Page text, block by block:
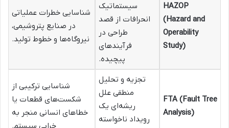
HAZOP
(Hazard and
Operability
Study)
سیستماتیک
انحرافات از قصد
طراحی در
فرآیندهای
پیچیده.
شناسایی خطرات عملیاتی
در صنایع پتروشیمی،
نیروگاه‌ها و خطوط تولید.
FTA (Fault Tree
Analysis)
تجزیه و تحلیل
منطقی علل
ریشه‌ای یک
رویداد ناخواسته
شناسایی ترکیبی از
شکست‌های قطعات یا
خطاهای انسانی منجر به
خرابی سیستم.